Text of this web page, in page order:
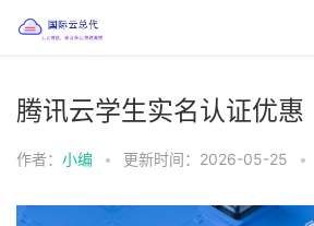
腾讯云学生实名认证优惠
作者： 小编 • 更新时间：2026-05-25 •